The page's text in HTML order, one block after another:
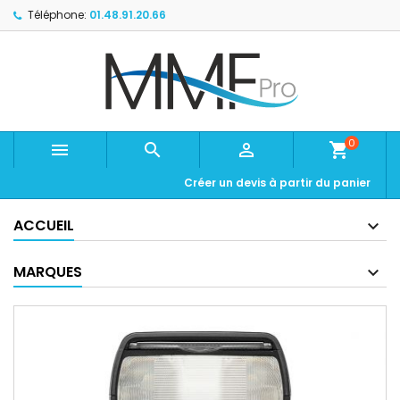
Téléphone: 01.48.91.20.66
   shopping_cart0
Créer un devis à partir du panier
ACCUEIL
MARQUES